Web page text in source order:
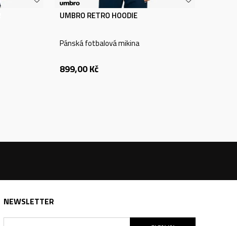
UMBRO RETRO HOODIE
Pánská fotbalová mikina
899,00Kč
NEWSLETTER